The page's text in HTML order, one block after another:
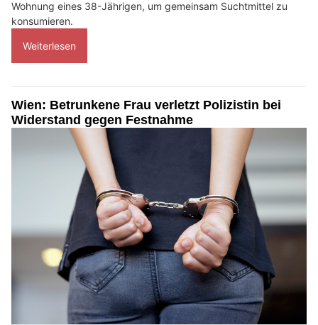
Wohnung eines 38-Jährigen, um gemeinsam Suchtmittel zu
konsumieren.
Weiterlesen
Wien: Betrunkene Frau verletzt Polizistin bei
Widerstand gegen Festnahme